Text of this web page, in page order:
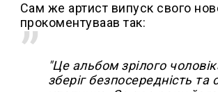
Сам же артист випуск свого
прокоментуваав так:
"Це альбом зрілого
зберіг безпосередність та